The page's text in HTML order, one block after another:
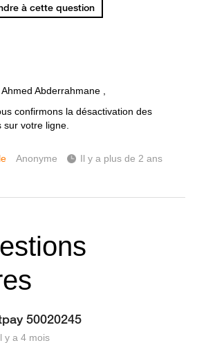
à cette question
Abderrahmane ,
confirmons la désactivation des
sur votre ligne.
Anonyme Il y a plus de 2 ans
50020245
y a 4 mois